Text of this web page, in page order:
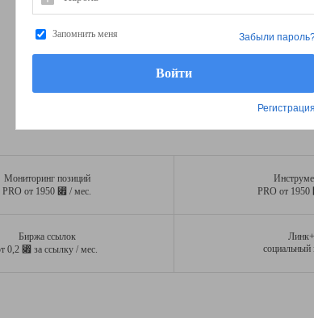
Мониторинг позиций
PRO от 1950 ⃏ / мес.
PRO от 1950
Биржа ссылок
0,2 ⃏ за ссылку / мес.
Линк+
социальный
Запомнить меня
Регистрация
Забыли